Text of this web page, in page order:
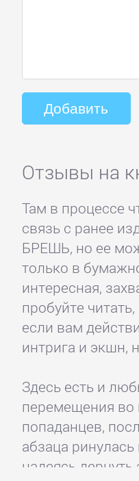
Отзывы на
Там в процессе
связь с ранее
БРЕШЬ, но ее
только в
интересная,
пробуйте
если вам
интрига и экшн,
Здесь есть и
перемещения во
попаданцев,
абзаца
надеясь